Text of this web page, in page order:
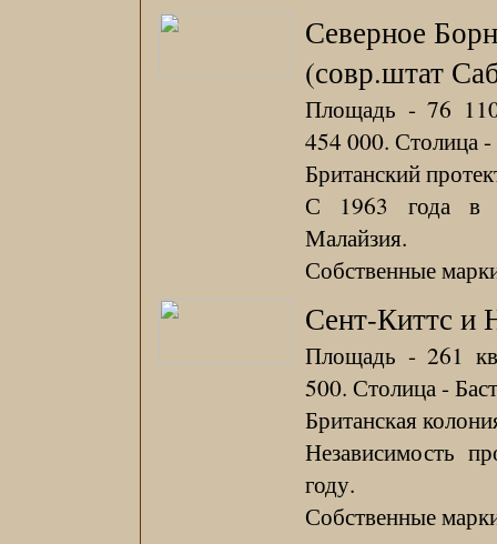
Северное
(совр.штат
Площадь - 76
454 000. Столица
Британский
С 1963 года в
Малайзия.
Собственные
Сент-Киттс и
Площадь - 261
500. Столица -
Британская
Независимость
году.
Собственные